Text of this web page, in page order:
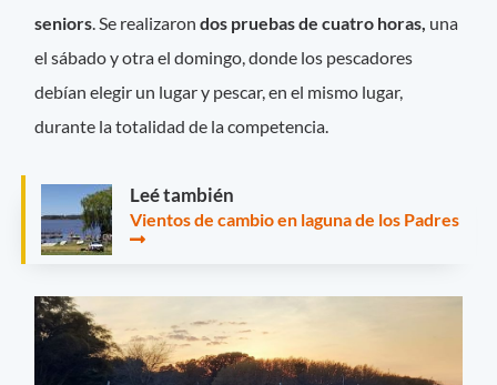
seniors. Se realizaron dos pruebas de cuatro horas, una
el sábado y otra el domingo, donde los pescadores
debían elegir un lugar y pescar, en el mismo lugar,
durante la totalidad de la competencia.
Leé también
Vientos de cambio en laguna de los Padres